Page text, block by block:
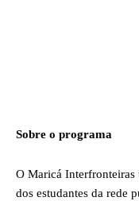
Sobre o programa
O Maricá
dos estudantes da rede